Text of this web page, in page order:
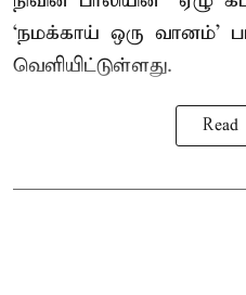
‘நமக்காய் ஒரு வானம்’
வெளியிட்டுள்ளது.
Read